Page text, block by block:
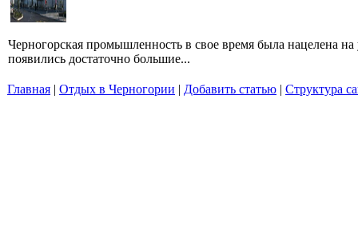
Черногорская промышленность в свое время была нацелена
появились достаточно большие...
Главная | Отдых в Черногории | Добавить статью | Структура